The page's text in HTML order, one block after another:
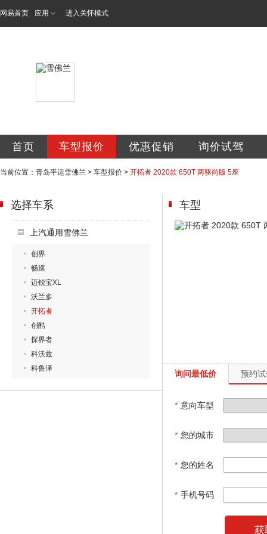
网易首页 应用 进入关怀模式
首页 车型报价 优惠促销 询价试驾
当前位置： 青岛平运雪佛兰 > 车型报价 > 开拓者 2020款 650T 两驱尚版 5座
选择车系
上汽通用雪佛兰
创界
畅巡
迈锐宝XL
沃兰多
开拓者
创酷
探界者
科沃兹
科鲁泽
车型
询问最低价 预约
* 意向车型
* 您的城市
* 您的姓名
* 手机号码
获